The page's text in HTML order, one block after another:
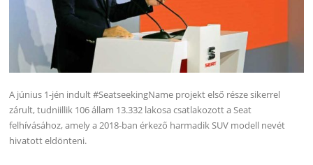
A június 1-jén indult #SeatseekingName projekt első része sikerrel
zárult, tudniillik 106 állam 13.332 lakosa csatlakozott a Seat
felhívásához, amely a 2018-ban érkező harmadik SUV modell nevét
hivatott eldönteni.